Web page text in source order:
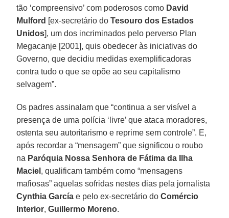
tão ‘compreensivo’ com poderosos como David
Mulford [ex-secretário doTesouro dos Estados
Unidos], um dos incriminados pelo perverso Plan
Megacanje [2001], quis obedecer às iniciativas do
Governo, que decidiu medidas exemplificadoras
contra tudo o que se opõe ao seu capitalismo
selvagem”.
Os padres assinalam que “continua a ser visível a
presença de uma polícia ‘livre’ que ataca moradores,
ostenta seu autoritarismo e reprime sem controle”. E,
após recordar a “mensagem” que significou o roubo
na Paróquia Nossa Senhora de Fátima da Ilha
Maciel , qualificam também como “mensagens
mafiosas” aquelas sofridas nestes dias pela jornalista
Cynthia García e pelo ex-secretário doComércio
Interior, Guillermo Moreno.